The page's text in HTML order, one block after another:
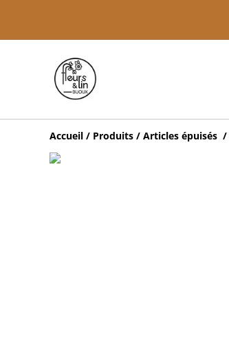
Accueil / Produits / Articles épuisés /